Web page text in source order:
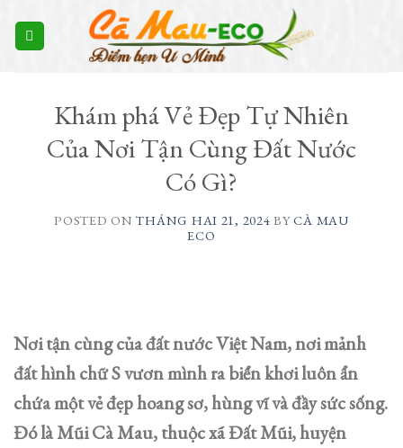
content
Khám phá Vẻ Đẹp Tự Nhiên
Của Nơi Tận Cùng Đất Nước
Có Gì?
POSTED ONTHÁNG HAI 21, 2024 BYCÀ MAU
ECO
Nơi tận cùng của đất nước Việt Nam, nơi mảnh
đất hình chữ S vươn mình ra biển khơi luôn ẩn
chứa một vẻ đẹp hoang sơ, hùng vĩ và đầy sức sống.
Đó là Mũi Cà Mau, thuộc xã Đất Mũi, huyện